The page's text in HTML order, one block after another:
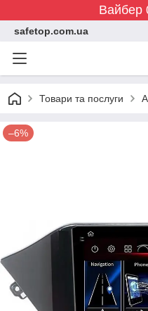
Вайбер
safetop.com.ua
Товари та послуги
–6%